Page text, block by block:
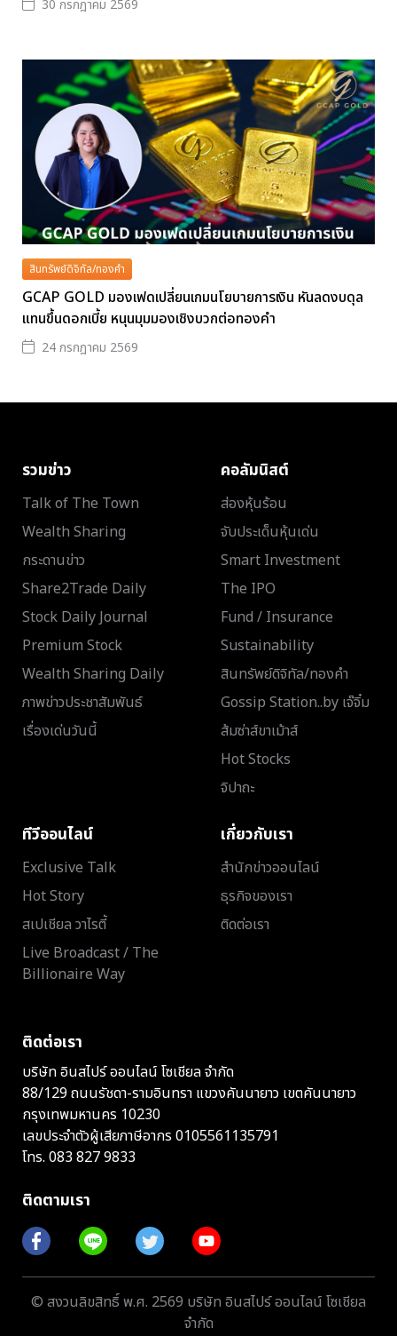
30 กรกฎาคม 2569
สินทรัพย์ดิจิทัล/ทองคำ
GCAP GOLD มองเฟดเปลี่ยนเกมนโยบายการเงิน หันลดงบดุล
แทนขึ้นดอกเบี้ย หนุนมุมมองเชิงบวกต่อทองคำ
24 กรกฎาคม 2569
รวมข่าว
Talk of The Town
Wealth Sharing
กระดานข่าว
Share2Trade Daily
Stock Daily Journal
Premium Stock
Wealth Sharing Daily
ภาพข่าวประชาสัมพันธ์
เรื่องเด่นวันนี้
คอลัมนิสต์
ส่องหุ้นร้อน
จับประเด็นหุ้นเด่น
Smart Investment
The IPO
Fund / Insurance
Sustainability
สินทรัพย์ดิจิทัล/ทองคำ
Gossip Station..by เจ๊จิ๋ม
ส้มซ่าส์ขาเม้าส์
Hot Stocks
จิปาถะ
ทีวีออนไลน์
Exclusive Talk
Hot Story
สเปเชียล วาไรตี้
Live Broadcast / The
Billionaire Way
เกี่ยวกับเรา
สำนักข่าวออนไลน์
ธุรกิจของเรา
ติดต่อเรา
ติดต่อเรา
บริษัท อินสไปร์ ออนไลน์ โซเชียล จำกัด
88/129 ถนนรัชดา-รามอินทรา แขวงคันนายาว เขตคันนายาว
กรุงเทพมหานคร 10230
เลขประจำตัวผู้เสียภาษีอากร 0105561135791
โทร. 083 827 9833
ติดตามเรา
© สงวนลิขสิทธิ์ พ.ศ. 2569 บริษัท อินสไปร์ ออนไลน์ โซเชียล
จำกัด